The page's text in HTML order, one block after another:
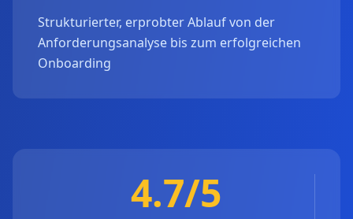
Strukturierter, erprobter Ablauf von der
Anforderungsanalyse bis zum erfolgreichen
Onboarding
4.7/5